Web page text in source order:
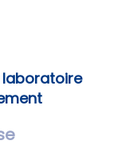
laboratoire